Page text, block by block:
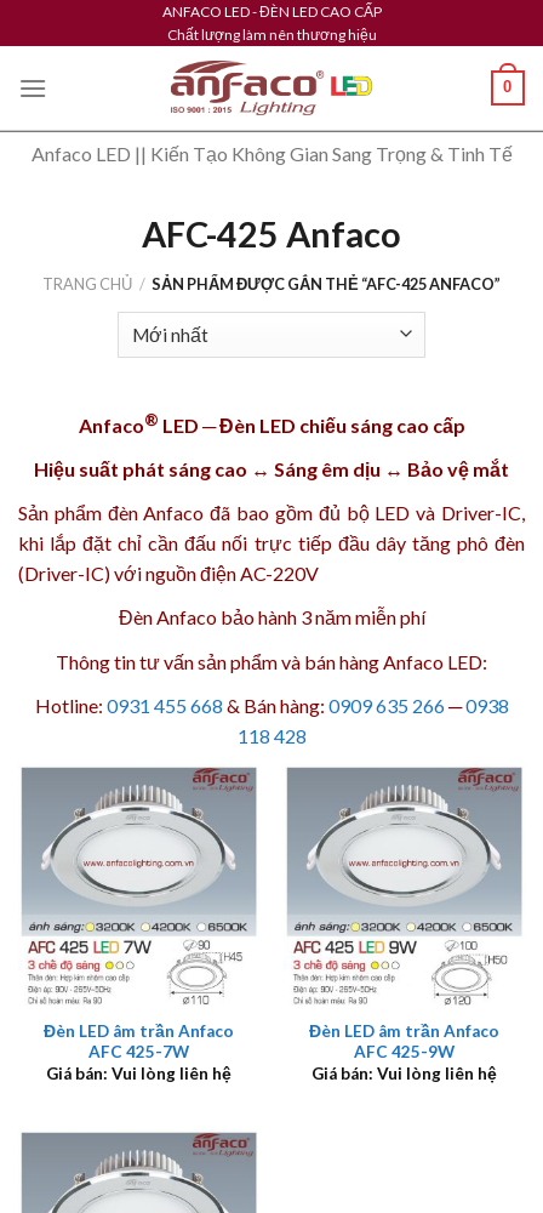
to
content
ANFACO LED - ĐÈN LED CAO CẤP
Chất lượng làm nên thương hiệu
0
Anfaco LED || Kiến Tạo Không Gian Sang Trọng & Tinh Tế
AFC-425 Anfaco
TRANG CHỦ / SẢN PHẨM ĐƯỢC GẮN THẺ “AFC-425 ANFACO”
Anfaco® LED ─ Đèn LED chiếu sáng cao cấp
Hiệu suất phát sáng cao ↔ Sáng êm dịu ↔ Bảo vệ mắt
Sản phẩm đèn Anfaco đã bao gồm đủ bộ LED và Driver-IC,
khi lắp đặt chỉ cần đấu nối trực tiếp đầu dây tăng phô đèn
(Driver-IC) với nguồn điện AC-220V
Đèn Anfaco bảo hành 3 nămmiễn phí
Thông tin tư vấn sản phẩm và bán hàng Anfaco LED:
Hotline: 0931 455 668 & Bán hàng: 0909 635 266─0938
118 428
Đèn LED âm trần Anfaco
AFC 425-7W
Giá bán: Vui lòng liên hệ
Đèn LED âm trần Anfaco
AFC 425-9W
Giá bán: Vui lòng liên hệ